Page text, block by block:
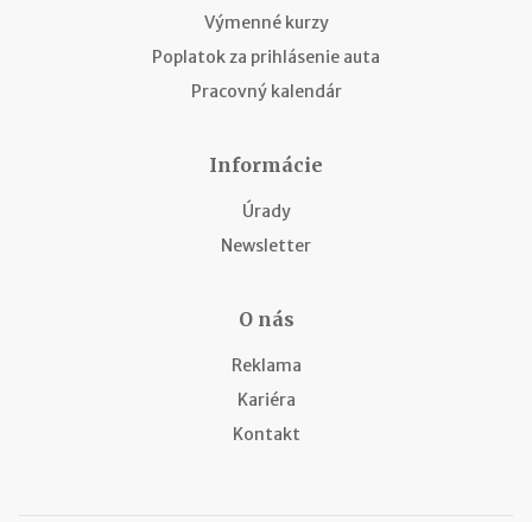
Výmenné kurzy
Poplatok za prihlásenie auta
Pracovný kalendár
Informácie
Úrady
Newsletter
O nás
Reklama
Kariéra
Kontakt